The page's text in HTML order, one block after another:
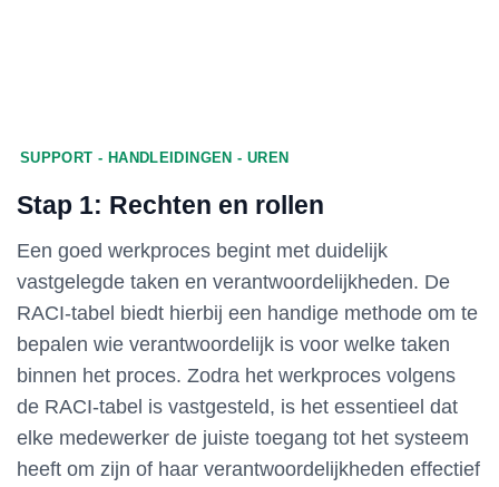
SUPPORT - HANDLEIDINGEN - UREN
Stap 1: Rechten en rollen
Een goed werkproces begint met duidelijk
vastgelegde taken en verantwoordelijkheden. De
RACI-tabel biedt hierbij een handige methode om te
bepalen wie verantwoordelijk is voor welke taken
binnen het proces. Zodra het werkproces volgens
de RACI-tabel is vastgesteld, is het essentieel dat
elke medewerker de juiste toegang tot het systeem
heeft om zijn of haar verantwoordelijkheden effectief